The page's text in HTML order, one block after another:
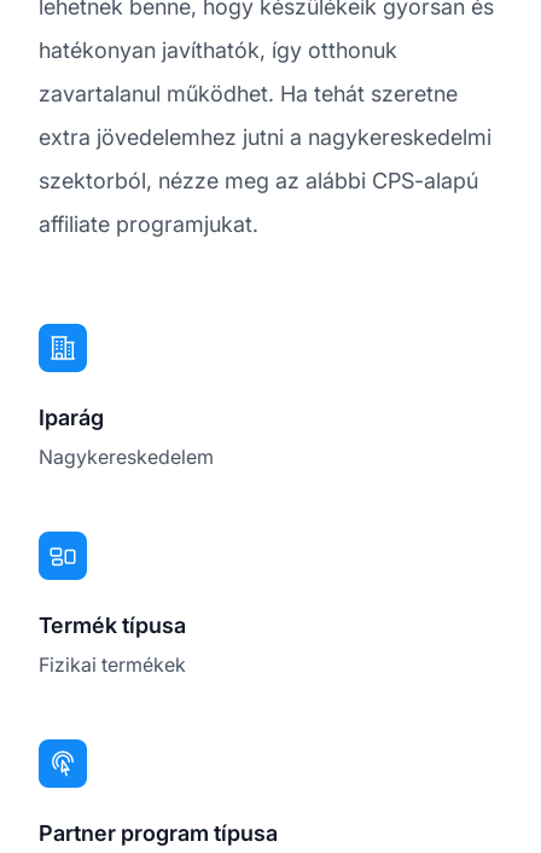
lehetnek benne, hogy készülékeik gyorsan és
hatékonyan javíthatók, így otthonuk
zavartalanul működhet. Ha tehát szeretne
extra jövedelemhez jutni a nagykereskedelmi
szektorból, nézze meg az alábbi CPS-alapú
affiliate programjukat.
Iparág
Nagykereskedelem
Termék típusa
Fizikai termékek
Partner program típusa